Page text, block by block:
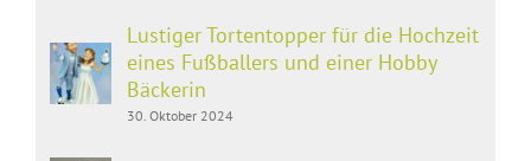
Lustiger Tortentopper für die Hochzeit
eines Fußballers und einer Hobby
Bäckerin
30. Oktober 2024